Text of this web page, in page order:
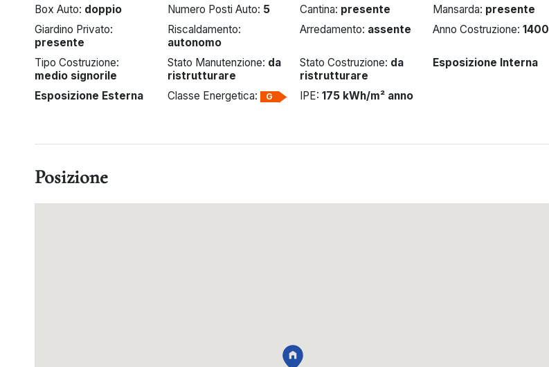
Box Auto: doppio Numero Posti Auto: 5 Cantina: presente Mansarda: presente
Giardino Privato:
presente
Riscaldamento:
autonomo
Arredamento: assente Anno Costruzione: 1400
Tipo Costruzione:
medio signorile
Stato Manutenzione: da
ristrutturare
Stato Costruzione: da
ristrutturare
Esposizione Interna
Esposizione Esterna Classe Energetica: G IPE:175 kWh/m² anno
Posizione